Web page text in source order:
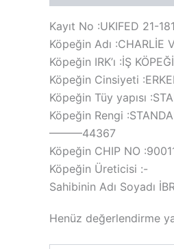
Kayıt No :UKIFED 21-
Köpeğin Adı :CHARLİE
Köpeğin IRK’ı :İŞ KÖPEĞİ
Köpeğin Cinsiyeti
Köpeğin Tüy yapısı
Köpeğin Rengi
———44367
Köpeğin CHIP NO
Köpeğin Üreticisi :-
Sahibinin Adı Soyadı
Henüz değerlendirme